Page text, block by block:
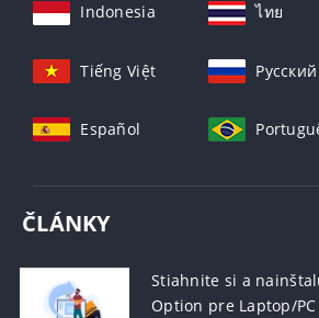
Indonesia ไทย
Tiếng Việt Русский
Español
ČLÁNKY
Stiahnite si a
Option pre Laptop/